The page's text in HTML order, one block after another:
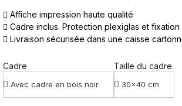
Affiche impression haute qualité
Cadre inclus. Protection plexiglas et
Livraison sécurisée dans une caisse
Cadre Taille du cadre